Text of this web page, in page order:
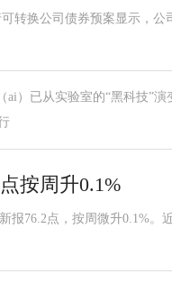
转换公司债券预案显示，
）已从实验室的“黑科技”
按周升0.1%
报76.2点，按周微升0.1%。